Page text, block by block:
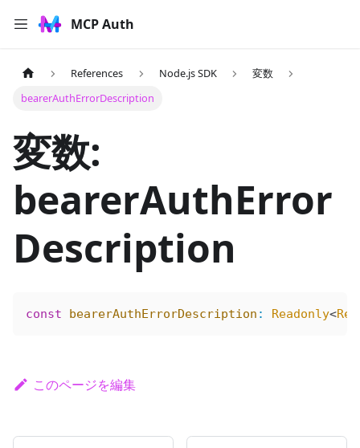
MCP Auth
References Node.js SDK
変数
bearerAuthErrorDescription
変数:
bearerAuthError
Description
const bearerAuthErrorDescription : Readonly<
このページを編集